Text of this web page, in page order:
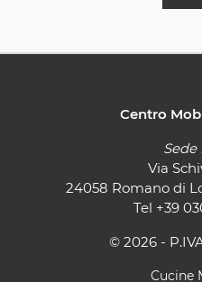
Centro
Sede
Via
24058 Romano di
Tel +39
© 2026 -
Cucine